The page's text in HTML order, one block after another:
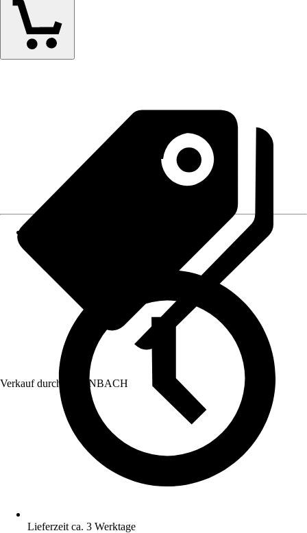
Verkauf durch: HORNBACH
Lieferzeit ca. 3 Werktage